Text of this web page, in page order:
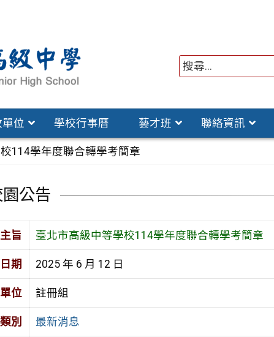
位 學校行事曆 藝才班 聯絡資訊
114學年度聯合轉學考簡章
公告
旨 臺北市高級中等學校114學年度聯合轉學考簡章
期 2025 年 6 月 12 日
位 註冊組
別 最新消息